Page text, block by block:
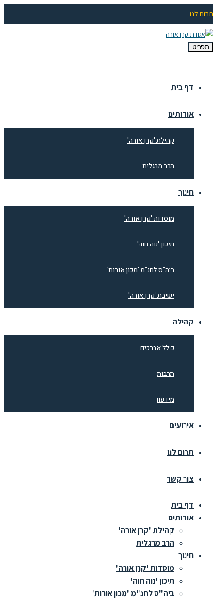
תרום לנו
תפריט
דף בית
אודותינו
קהילת 'קרן אורה'
הרב מרגלית
חינוך
מוסדות 'קרן אורה'
תיכון 'נוה חוה'
ביה"ס לחנ"מ 'מכון אורות'
ישיבת 'קרן אורה'
קהילה
כולל אברכים
תרבות
מידעון
אירועים
תרום לנו
צור קשר
דף בית
אודותינו
קהילת 'קרן אורה'
הרב מרגלית
חינוך
מוסדות 'קרן אורה'
תיכון 'נוה חוה'
ביה"ס לחנ"מ 'מכון אורות'